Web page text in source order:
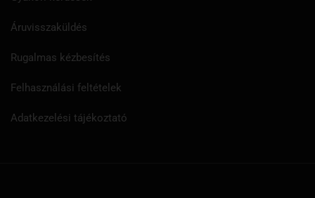
Áruvisszaküldés
Rugalmas kézbesítés
Felhasználási feltételek
Adatkezelési tájékoztató